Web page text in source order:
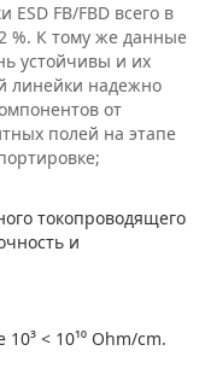
FB/FBD всего в
%. К тому же данные
устойчивы и их
линейки надежно
от
полей на этапе
токопроводящего
и
< 10¹⁰ Ohm/cm.